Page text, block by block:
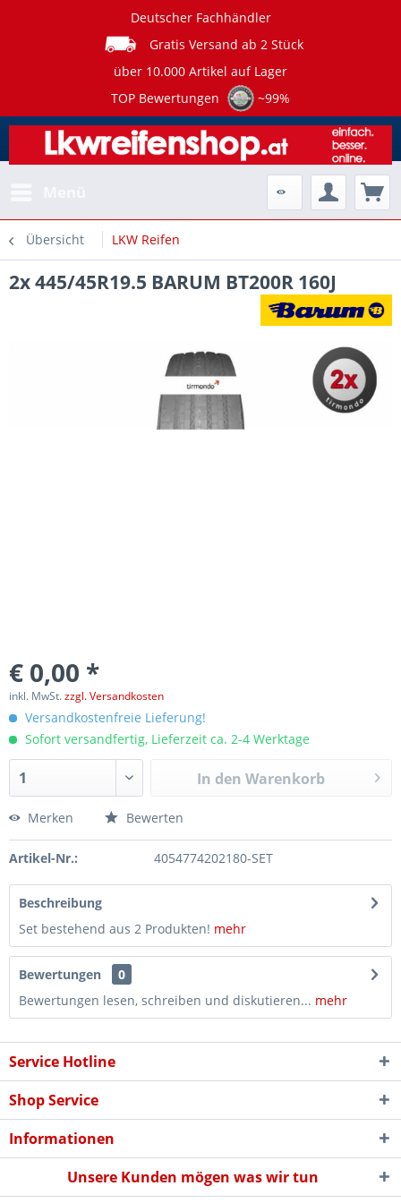
Deutscher Fachhändler
Gratis Versand ab 2 Stück
über 10.000 Artikel auf Lager
TOP Bewertungen
~99%
Übersicht LKW Reifen
2x 445/45R19.5 BARUM BT200R 160J
€ 0,00 *
inkl. MwSt.zzgl. Versandkosten
Versandkostenfreie Lieferung!
Sofort versandfertig, Lieferzeit ca. 2-4 Werktage
In den Warenkorb
Merken Bewerten
Artikel-Nr.: 4054774202180-SET
Beschreibung
Set bestehend aus 2 Produkten! mehr
Bewertungen
0
Bewertungen lesen, schreiben und diskutieren... mehr
Service Hotline
Shop Service
Informationen
Unsere Kunden mögen was wir tun